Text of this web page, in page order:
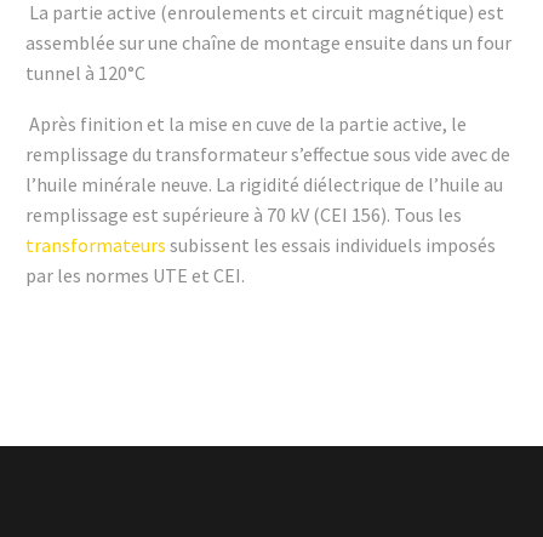
La partie active (enroulements et circuit magnétique) est
assemblée sur une chaîne de montage ensuite dans un four
tunnel à 120°C
Après finition et la mise en cuve de la partie active, le
remplissage du transformateur s’effectue sous vide avec de
l’huile minérale neuve. La rigidité diélectrique de l’huile au
remplissage est supérieure à 70 kV (CEI 156). Tous les
transformateurs subissent les essais individuels imposés
par les normes UTE et CEI.